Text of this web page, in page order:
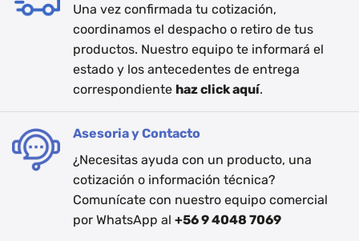
Una vez confirmada tu cotización,
coordinamos el despacho o retiro de tus
productos. Nuestro equipo te informará el
estado y los antecedentes de entrega
correspondiente haz click aquí.
Asesoria y Contacto
¿Necesitas ayuda con un producto, una
cotización o información técnica?
Comunícate con nuestro equipo comercial
por WhatsApp al +56 9 4048 7069